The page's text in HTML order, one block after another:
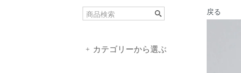
+ カテゴリーから選ぶ
戻る